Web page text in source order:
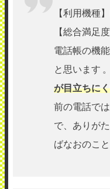
【利用機
【総合満足
電話帳の機
と思います
が目立ちに
前の電話で
で、ありが
ばなおのこと